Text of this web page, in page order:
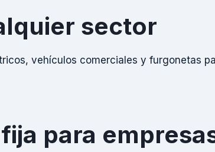
sector
vehículos comerciales y furgonetas
para